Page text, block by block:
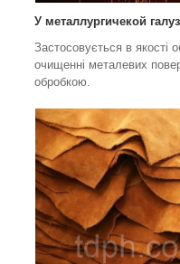
У металлургичекой
Застосовується в якості
очищенні металевих
обробкою.